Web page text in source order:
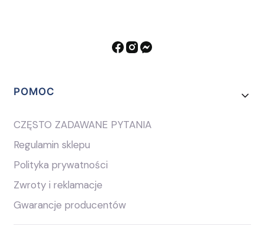
Linki w stopce
POMOC
CZĘSTO ZADAWANE PYTANIA
Regulamin sklepu
Polityka prywatności
Zwroty i reklamacje
Gwarancje producentów